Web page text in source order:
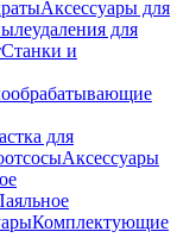
Аксессуары для
для
Станки и
для
Аксессуары
Комплектующие